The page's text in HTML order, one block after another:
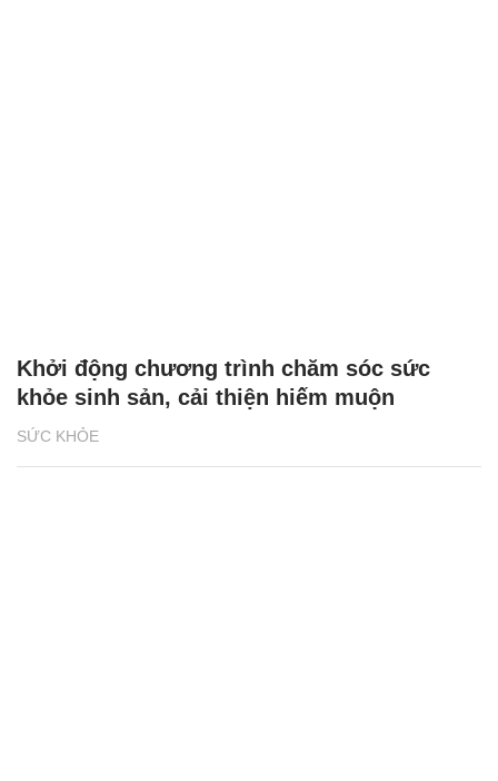
SỨC KHỎE
Khởi động chương trình chăm sóc sức
khỏe sinh sản, cải thiện hiếm muộn